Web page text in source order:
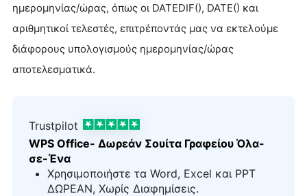
ημερομηνίας/ώρας, όπως οι DATEDIF(), DATE() και
αριθμητικοί τελεστές, επιτρέποντάς μας να εκτελούμε
διάφορους υπολογισμούς ημερομηνίας/ώρας
αποτελεσματικά.
Trustpilot
WPS Office- Δωρεάν Σουίτα Γραφείου Όλα-
σε-Ένα
Χρησιμοποιήστε τα Word, Excel και PPT
ΔΩΡΕΑΝ, Χωρίς Διαφημίσεις.